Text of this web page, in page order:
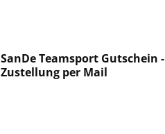
SanDe Teamsport Gutschein -
Zustellung per Mail